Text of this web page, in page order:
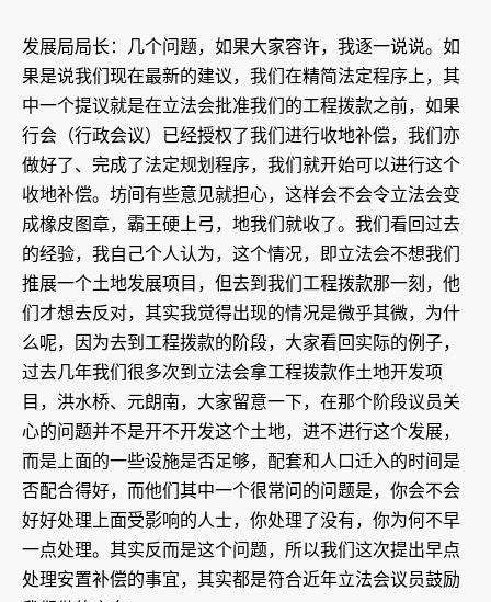
发展局局长：几个问题，如果大家容许，我逐一说说。如
果是说我们现在最新的建议，我们在精简法定程序上，其
中一个提议就是在立法会批准我们的工程拨款之前，如果
行会（行政会议）已经授权了我们进行收地补偿，我们亦
做好了、完成了法定规划程序，我们就开始可以进行这个
收地补偿。坊间有些意见就担心，这样会不会令立法会变
成橡皮图章，霸王硬上弓，地我们就收了。我们看回过去
的经验，我自己个人认为，这个情况，即立法会不想我们
推展一个土地发展项目，但去到我们工程拨款那一刻，他
们才想去反对，其实我觉得出现的情况是微乎其微，为什
么呢，因为去到工程拨款的阶段，大家看回实际的例子，
过去几年我们很多次到立法会拿工程拨款作土地开发项
目，洪水桥、元朗南，大家留意一下，在那个阶段议员关
心的问题并不是开不开发这个土地，进不进行这个发展，
而是上面的一些设施是否足够，配套和人口迁入的时间是
否配合得好，而他们其中一个很常问的问题是，你会不会
好好处理上面受影响的人士，你处理了没有，你为何不早
一点处理。其实反而是这个问题，所以我们这次提出早点
处理安置补偿的事宜，其实都是符合近年立法会议员鼓励